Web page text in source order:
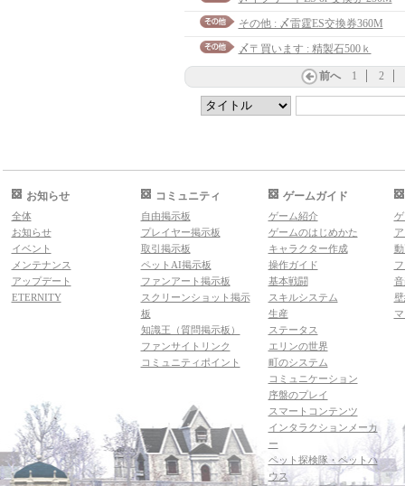
その他 : 〆雷霆ES交換券360M
〆〒買います : 精製石500ｋ
前へ 1 2
お知らせ
全体
お知らせ
イベント
メンテナンス
アップデート
ETERNITY
コミュニティ
自由掲示板
プレイヤー掲示板
取引掲示板
ペットAI掲示板
ファンアート掲示板
スクリーンショット掲示
板
知識王（質問掲示板）
ファンサイトリンク
コミュニティポイント
ゲームガイド
ゲーム紹介
ゲームのはじめかた
キャラクター作成
操作ガイド
基本戦闘
スキルシステム
生産
ステータス
エリンの世界
町のシステム
コミュニケーション
序盤のプレイ
スマートコンテンツ
インタラクションメーカ
ー
ペット探検隊・ペットハ
ウス